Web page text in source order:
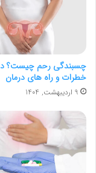
چسبندگی رحم چیست؟
خطرات و راه های درمان
9 اردیبهشت, 1404